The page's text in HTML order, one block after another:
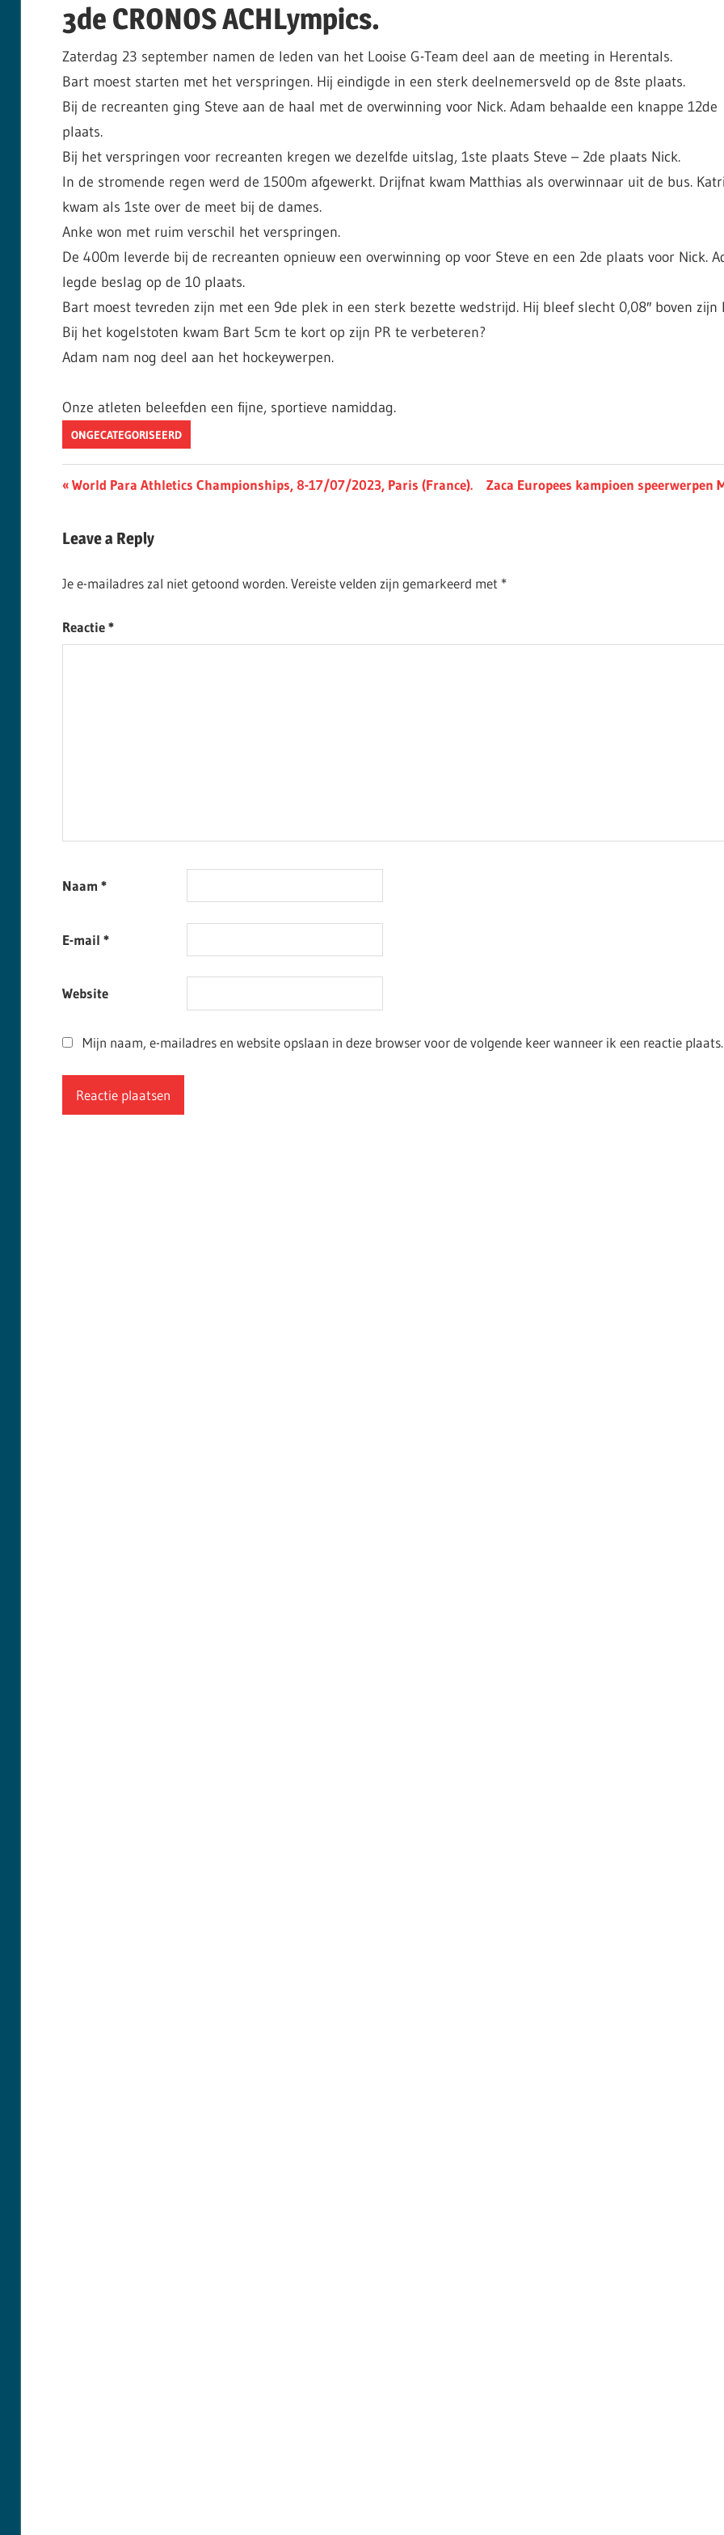
3de CRONOS ACHLympics.
Zaterdag 23 september namen de leden van het Looise G-Team deel aan de meeting in Herentals.
Bart moest starten met het verspringen. Hij eindigde in een sterk deelnemersveld op de 8ste plaats.
Bij de recreanten ging Steve aan de haal met de overwinning voor Nick. Adam behaalde een knappe 12de
plaats.
Bij het verspringen voor recreanten kregen we dezelfde uitslag, 1ste plaats Steve – 2de plaats Nick.
In de stromende regen werd de 1500m afgewerkt. Drijfnat kwam Matthias als overwinnaar uit de bus.
kwam als 1ste over de meet bij de dames.
Anke won met ruim verschil het verspringen.
De 400m leverde bij de recreanten opnieuw een overwinning op voor Steve en een 2de plaats voor Nick.
legde beslag op de 10 plaats.
Bart moest tevreden zijn met een 9de plek in een sterk bezette wedstrijd. Hij bleef slecht 0,08″ boven zijn
Bij het kogelstoten kwam Bart 5cm te kort op zijn PR te verbeteren?
Adam nam nog deel aan het hockeywerpen.
Onze atleten beleefden een fijne, sportieve namiddag.
ONGECATEGORISEERD
Berichtnavigatie
Previous
World Para Athletics Championships, 8-17/07/2023, Paris (France).
Next
Zaca Europees kampioen speerwerpen
Leave a Reply
Je e-mailadres zal niet getoond worden. Vereiste velden zijn gemarkeerd met *
Reactie*
Naam *
E-mail *
Website
Mijn naam, e-mailadres en website opslaan in deze browser voor de volgende keer wanneer ik een reactie plaats.